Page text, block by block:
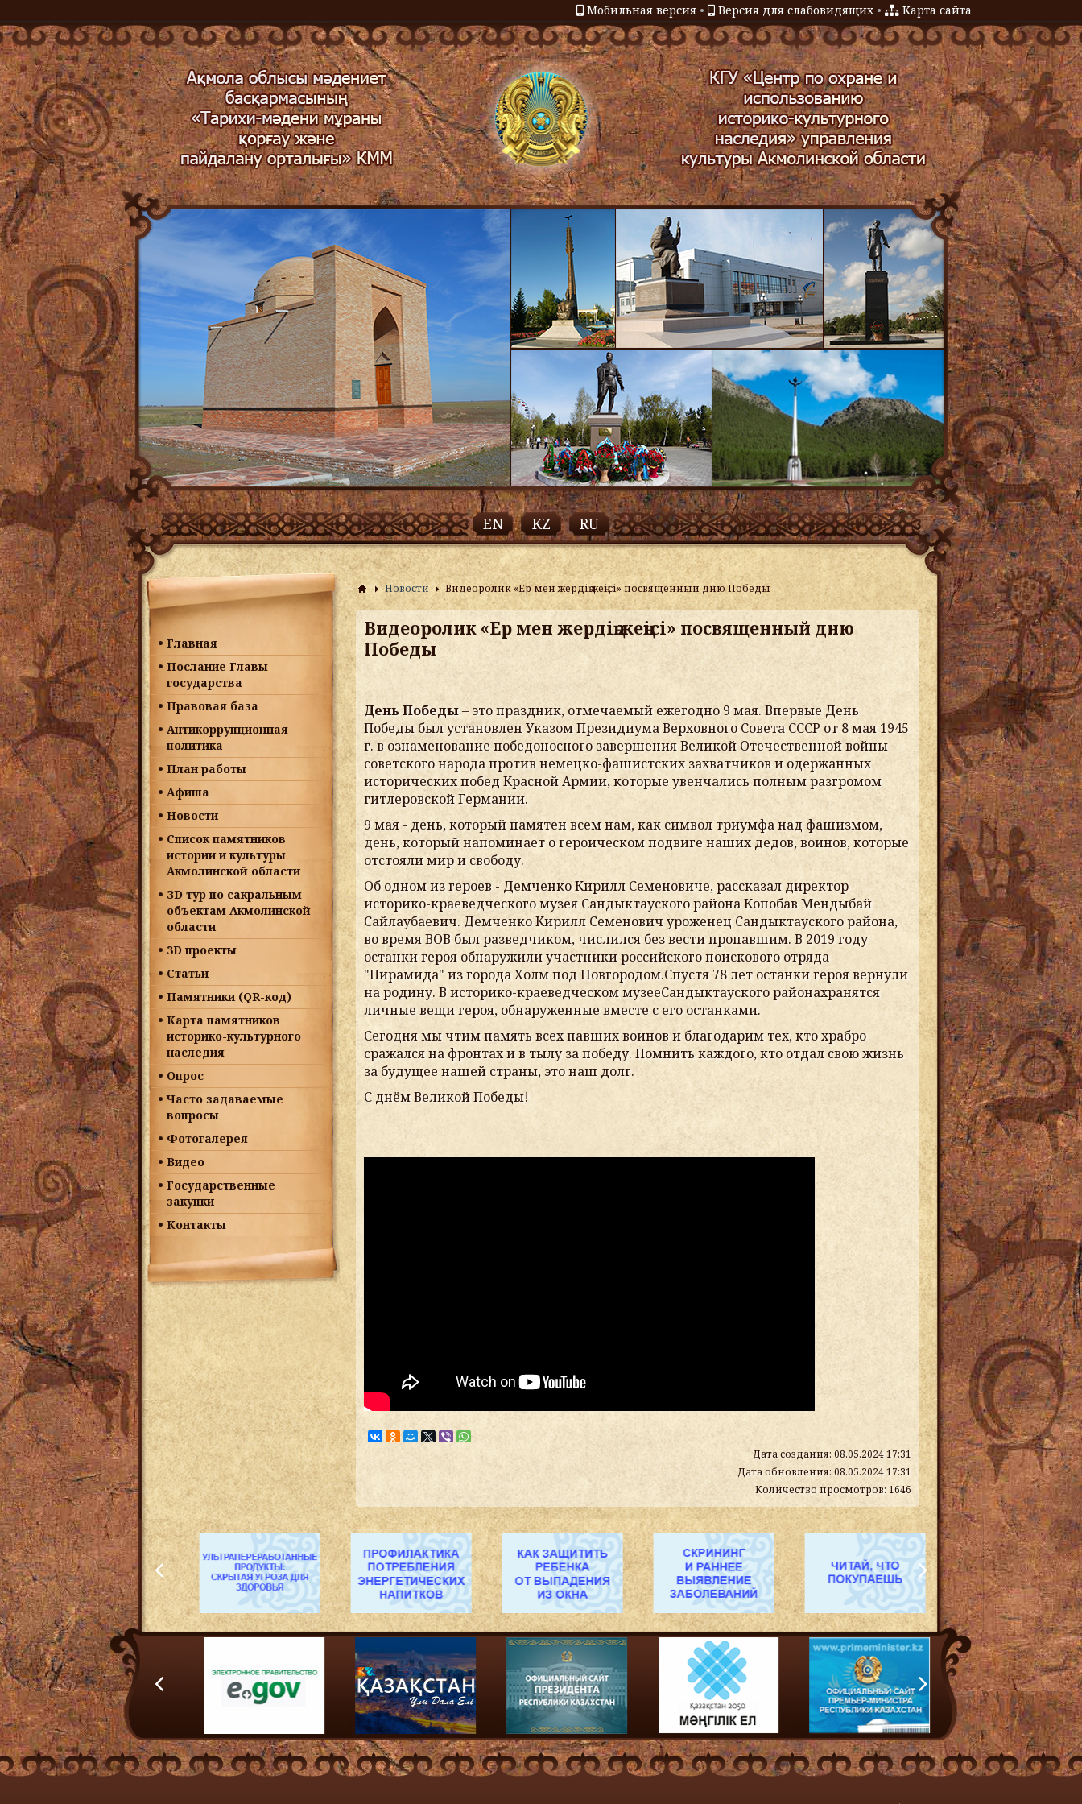
Мобильная версия • Версия для слабовидящих • Карта сайта
EN KZ RU
Главная
Послание Главы
государства
Правовая база
Антикоррупционная
политика
План работы
Афиша
Новости
Список памятников
истории и культуры
Акмолинской области
ЗD тур по сакральным
объектам Акмолинской
области
3D проекты
Статьи
Памятники (QR-код)
Карта памятников
историко-культурного
наследия
Опрос
Часто задаваемые
вопросы
Фотогалерея
Видео
Государственные
закупки
Контакты
Новости Видеоролик «Ер мен жердің жеңісі» посвященный дню Победы
Видеоролик «Ер мен жердің жеңісі» посвященный дню
Победы
День Победы– это праздник,отмечаемыйежегодно 9 мая. Впервые День
Победы был установлен Указом Президиума Верховного Совета СССР от 8 мая 1945
г. в ознаменование победоносного завершения Великой Отечественной войны
советского народа против немецко-фашистских захватчиков и одержанных
исторических побед Красной Армии, которые увенчались полным разгромом
гитлеровской Германии.
9 мая - день, который памятен всем нам, как символ триумфа над фашизмом,
день, который напоминает о героическом подвиге наших дедов, воинов, которые
отстояли мир и свободу.
Об одном из героев-Демченко Кирилл Семеновиче,рассказал директор
историко-краеведческого музея Сандыктауского района Копобав Мендыбай
Сайлаубаевич. Демченко Кирилл Семеновичуроженец Сандыктауского района,
во время ВОВ был разведчиком, числился без вести пропавшим. В2019 году
останки героя обнаружили участники российского поискового отряда
"Пирамида" из города Холм под Новгородом.Спустя 78 лет останки героя вернули
на родину. В историко-краеведческом музееСандыктауского районахранятся
личныевещи героя,обнаруженные вместе с его останками.
Сегодня мы чтим память всех павших воинов и благодарим тех, кто храбро
сражался на фронтах и в тылу за победу. Помнить каждого, кто отдал свою жизнь
за будущее нашей страны, это наш долг.
С днём Великой Победы!
Дата создания: 08.05.2024 17:31
Дата обновления: 08.05.2024 17:31
Количество просмотров: 1646